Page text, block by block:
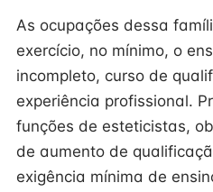
As ocupações dessa
exercício, no mínimo, o
incompleto, curso de
experiência profissional.
funções de esteticistas,
de aumento de
exigência mínima de